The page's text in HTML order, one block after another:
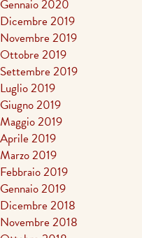
Gennaio 2020
Dicembre 2019
Novembre 2019
Ottobre 2019
Settembre 2019
Luglio 2019
Giugno 2019
Maggio 2019
Aprile 2019
Marzo 2019
Febbraio 2019
Gennaio 2019
Dicembre 2018
Novembre 2018